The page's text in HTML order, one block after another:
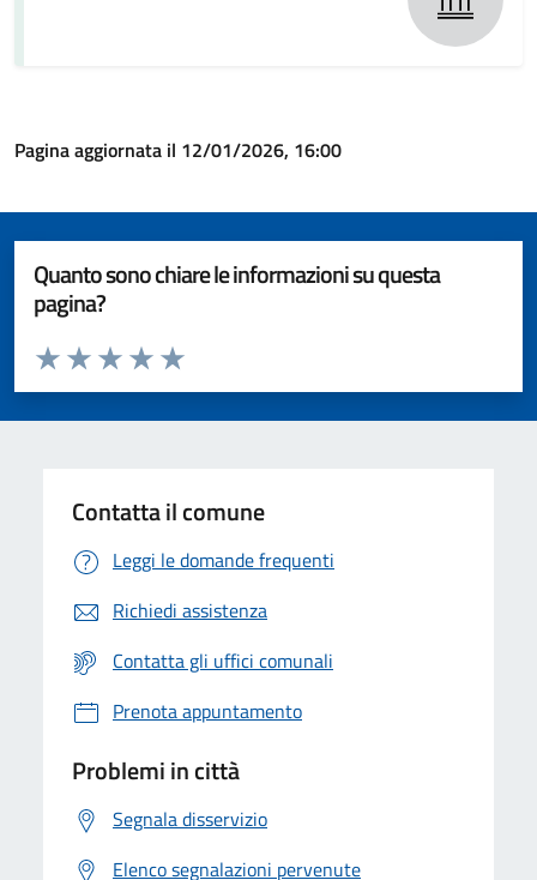
Pagina aggiornata il 12/01/2026, 16:00
Quanto sono chiare le informazioni su questa
pagina?
Valuta da 1 a 5 stelle la pagina
Valuta 5 stelle su 5
Valuta 4 stelle su 5
Valuta 3 stelle su 5
Valuta 2 stelle su 5
Valuta 1 stelle su 5
Contatta il comune
Leggi le domande frequenti
Richiedi assistenza
Contatta gli uffici comunali
Prenota appuntamento
Problemi in città
Segnala disservizio
Elenco segnalazioni pervenute